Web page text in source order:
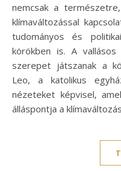
nemcsak a
klímaváltozással
tudományos és
körökben is. A
szerepet játszanak a
Leo, a katolikus
nézeteket képvisel,
álláspontja a